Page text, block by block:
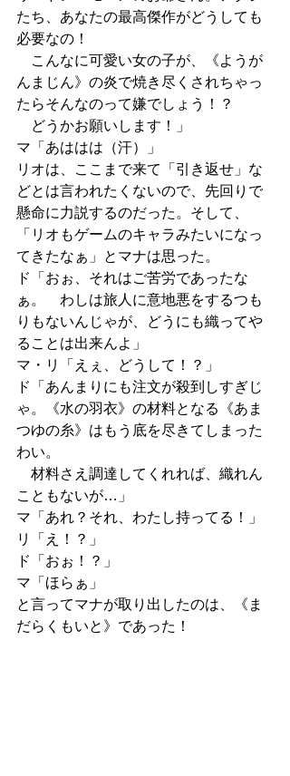
たち、あなたの最高傑作がどうしても
必要なの！
こんなに可愛い女の子が、《ようが
んまじん》の炎で焼き尽くされちゃっ
たらそんなのって嫌でしょう！？
どうかお願いします！」
マ「あははは（汗）」
リオは、ここまで来て「引き返せ」な
どとは言われたくないので、先回りで
懸命に力説するのだった。そして、
「リオもゲームのキャラみたいになっ
てきたなぁ」とマナは思った。
ド「おぉ、それはご苦労であったな
ぁ。　わしは旅人に意地悪をするつも
りもないんじゃが、どうにも織ってや
ることは出来んよ」
マ・リ「えぇ、どうして！？」
ド「あんまりにも注文が殺到しすぎじ
ゃ。《水の羽衣》の材料となる《あま
つゆの糸》はもう底を尽きてしまった
わい。
材料さえ調達してくれれば、織れん
こともないが…」
マ「あれ？それ、わたし持ってる！」
リ「え！？」
ド「おぉ！？」
マ「ほらぁ」
と言ってマナが取り出したのは、《ま
だらくもいと》であった！